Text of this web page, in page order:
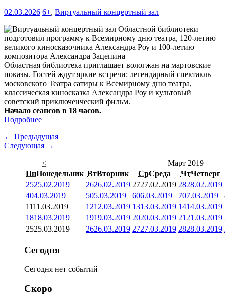
02.03.2026 6+, Виртуальный концертный зал
Областная библиотека приглашает вологжан на мартовские
показы. Гостей ждут яркие встречи: легендарный спектакль
московского Театра сатиры к Всемирному дню театра,
классическая киносказка Александра Роу и культовый
советский приключенческий фильм.
Начало сеансов в 18 часов.
Подробнее
← Предыдущая
Следующая →
<
Март 2019
ПнПонедельник ВтВторник СрСреда ЧтЧетверг
2525.02.2019 2626.02.2019 2727.02.2019 2828.02.2019
404.03.2019 505.03.2019 606.03.2019 707.03.2019
1111.03.2019 1212.03.2019 1313.03.2019 1414.03.2019
1818.03.2019 1919.03.2019 2020.03.2019 21 21.03.2019
2525.03.2019 2626.03.2019 2727.03.2019 2828.03.2019
Сегодня
Сегодня нет событий
Скоро